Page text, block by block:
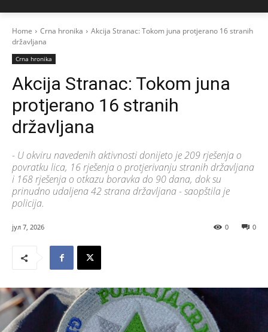
Home Crna hronika
Akcija Stranac: Tokom juna protjerano 16 stranih
državljana
Crna hronika
Akcija Stranac: Tokom juna
protjerano 16 stranih
državljana
- U okviru navedenih aktivnosti donijeto je 209 rješenja o
povratku lica, 16 rješenja o protjerivanju stranih državljana
i 168 rješenja o otkazu boravka do 90 dana, dok su
prinudno udaljena 42 strana državljana - saopštila je
policija.
јул 7, 2026 0
0